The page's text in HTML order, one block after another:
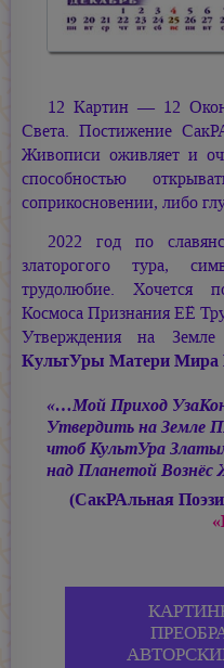
12 Картин — 12
Света. Постижение
Живописи оживляет и
способностью
соприкосновении, либо
2022 год по
златорогого тура,
трудолюбие. Хочется
Космоса Признания ЕЁ
Утверждения на Земле
КультУры Матери Мира
«…Мой Приход
Утвердить на Земле
чтоб КультУра
над Планетой Вознёс
(СакРАльная